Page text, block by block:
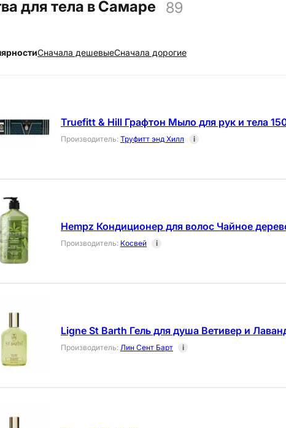
для тела в Самаре 89
Cначала дешевыеCначала дорогие
Truefitt & Hill Графтон Мыло для рук и тела
Производитель: Труфитт энд Хилл i
Hempz Кондиционер для волос Чайное
Производитель: Косвей i
Ligne St Barth Гель для душа Ветивер и
Производитель: Лин Сент Барт i